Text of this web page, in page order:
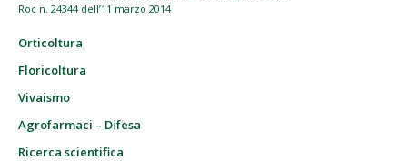
Roc n. 24344 dell’11 marzo 2014
Orticoltura
Floricoltura
Vivaismo
Agrofarmaci – Difesa
Ricerca scientifica